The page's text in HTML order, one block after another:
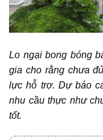
Lo ngại bong bóng
gia cho rằng chưa
lực hỗ trợ. Dự báo
nhu cầu thực như
tốt.